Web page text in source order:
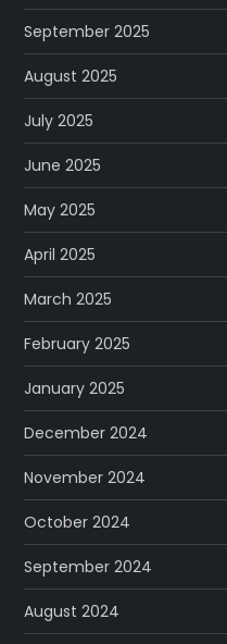
September 2025
August 2025
July 2025
June 2025
May 2025
April 2025
March 2025
February 2025
January 2025
December 2024
November 2024
October 2024
September 2024
August 2024